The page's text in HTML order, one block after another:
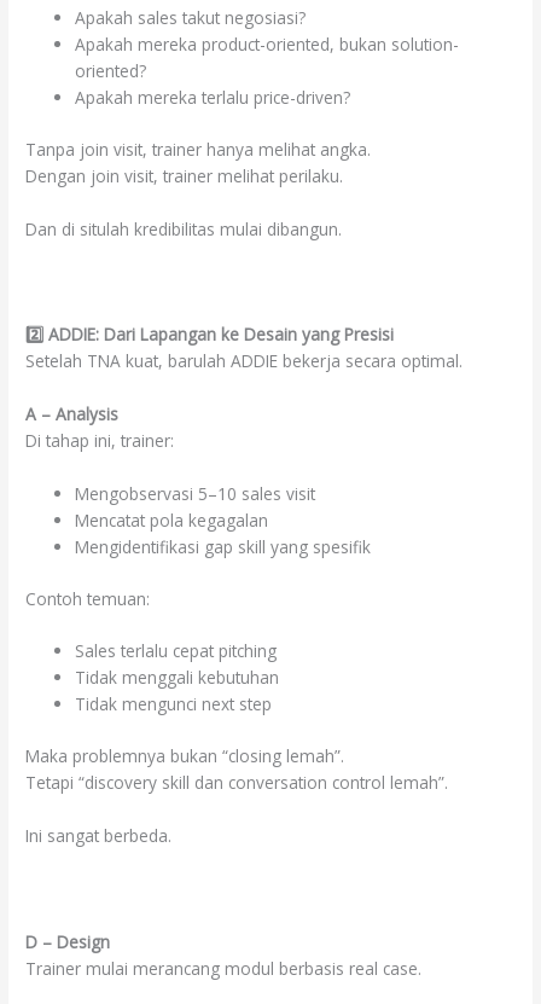
Apakah sales takut negosiasi?
Apakah mereka product-oriented, bukan solution-
oriented?
Apakah mereka terlalu price-driven?
Tanpa join visit, trainer hanya melihat angka.
Dengan join visit, trainer melihat perilaku.
Dan di situlah kredibilitas mulai dibangun.
2️ ⃣ ADDIE: Dari Lapangan ke Desain yang Presisi
Setelah TNA kuat, barulah ADDIE bekerja secara optimal.
A – Analysis
Di tahap ini, trainer:
Mengobservasi 5–10 sales visit
Mencatat pola kegagalan
Mengidentifikasi gap skill yang spesifik
Contoh temuan:
Sales terlalu cepat pitching
Tidak menggali kebutuhan
Tidak mengunci next step
Maka problemnya bukan “closing lemah”.
Tetapi “discovery skill dan conversation control lemah”.
Ini sangat berbeda.
D – Design
Trainer mulai merancang modul berbasis real case.